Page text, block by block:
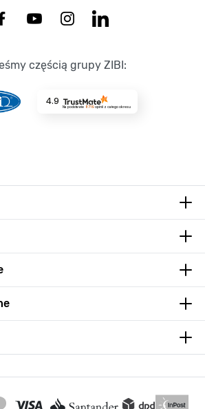
częścią grupy ZIBI:
4.9
Na podstawie 8719opinii z całego okresu